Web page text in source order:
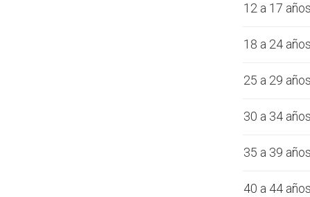
12 a 17 años
18 a 24 años
25 a 29 años
30 a 34 años
35 a 39 años
40 a 44 años